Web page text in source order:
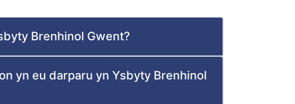
Brenhinol Gwent?
yn eu darparu yn Ysbyty Brenhinol